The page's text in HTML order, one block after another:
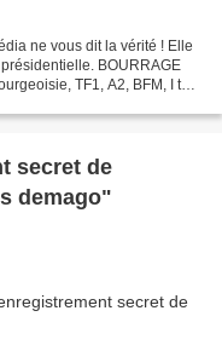
ne vous dit la vérité ! Elle
BOURRAGE
TF1, A2, BFM, I télé
secret de
demago"